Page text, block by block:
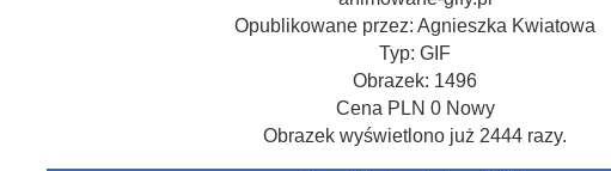
Opublikowane przez:Agnieszka Kwiatowa
Typ:GIF
Obrazek: 1496
Cena PLN 0Nowy
Obrazek wyświetlono już 2444 razy.